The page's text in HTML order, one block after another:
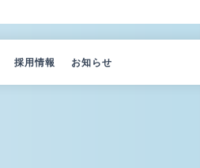
採用情報 お知らせ